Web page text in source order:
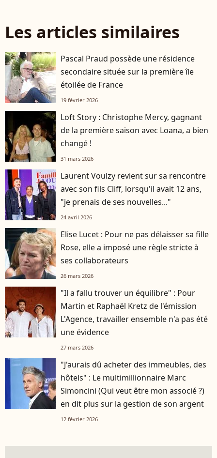
Les articles similaires
Pascal Praud possède une résidence
secondaire située sur la première île
étoilée de France
19 février 2026
Loft Story : Christophe Mercy, gagnant
de la première saison avec Loana, a bien
changé !
31 mars 2026
Laurent Voulzy revient sur sa rencontre
avec son fils Cliff, lorsqu'il avait 12 ans,
"je prenais de ses nouvelles..."
24 avril 2026
Elise Lucet : Pour ne pas délaisser sa fille
Rose, elle a imposé une règle stricte à
ses collaborateurs
26 mars 2026
"Il a fallu trouver un équilibre" : Pour
Martin et Raphaël Kretz de l'émission
L'Agence, travailler ensemble n'a pas été
une évidence
27 mars 2026
"J'aurais dû acheter des immeubles, des
hôtels" : Le multimillionnaire Marc
Simoncini (Qui veut être mon associé ?)
en dit plus sur la gestion de son argent
12 février 2026